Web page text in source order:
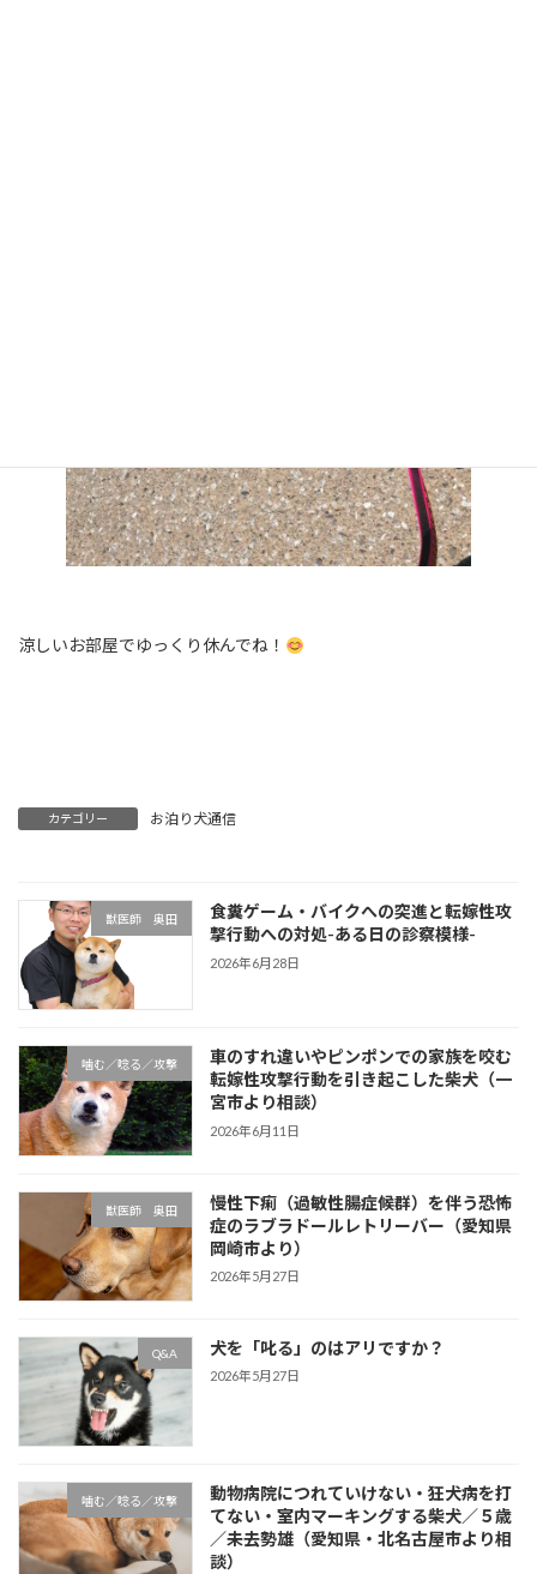
涼しいお部屋でゆっくり休んでね！
カテゴリー お泊り犬通信
獣医師 奥田
食糞ゲーム・バイクへの突進と転嫁性攻
撃行動への対処-ある日の診察模様-
2026年6月28日
噛む／唸る／攻撃
車のすれ違いやピンポンでの家族を咬む
転嫁性攻撃行動を引き起こした柴犬（一
宮市より相談）
2026年6月11日
獣医師 奥田
慢性下痢（過敏性腸症候群）を伴う恐怖
症のラブラドールレトリーバー（愛知県
岡崎市より）
2026年5月27日
Q&A 犬を「叱る」のはアリですか？
2026年5月27日
噛む／唸る／攻撃
動物病院につれていけない・狂犬病を打
てない・室内マーキングする柴犬／５歳
／未去勢雄（愛知県・北名古屋市より相
談）